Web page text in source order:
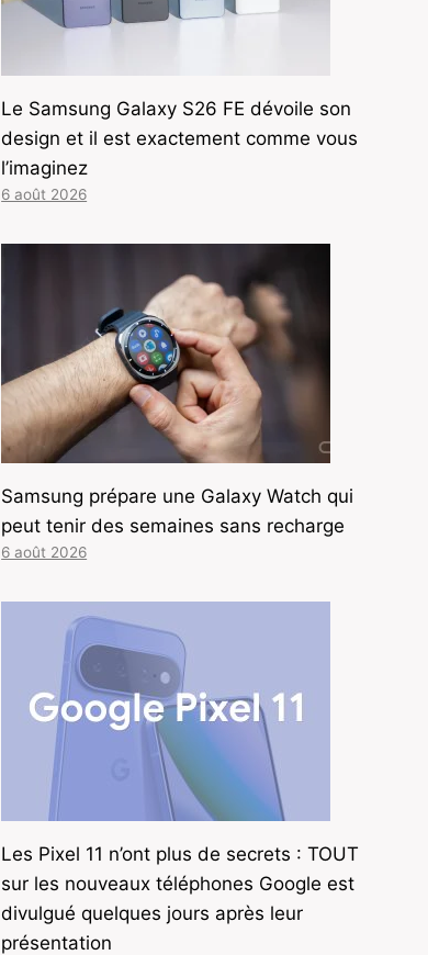
Le Samsung Galaxy S26 FE dévoile son
design et il est exactement comme vous
l’imaginez
6 août 2026
Samsung prépare une Galaxy Watch qui
peut tenir des semaines sans recharge
6 août 2026
Les Pixel 11 n’ont plus de secrets : TOUT
sur les nouveaux téléphones Google est
divulgué quelques jours après leur
présentation